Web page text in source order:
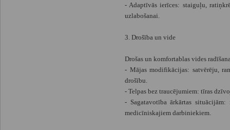
- Adaptīvās ierīces: staiguļu,
uzlabošanai.
3. Drošība un vide
Drošas un komfortablas vides
- Mājas modifikācijas: satvērēju,
drošību.
- Telpas bez traucējumiem: tīras
- Sagatavotība ārkārtas
medicīniskajiem darbiniekiem.